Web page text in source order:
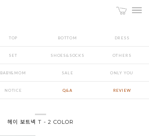
TOP BOTTOM DRESS
SET SHOES&SOCKS OTHERS
BABY&MOM SALE ONLY YOU
NOTICE Q&A REVIEW
헤이 보트넥 T - 2 COLOR